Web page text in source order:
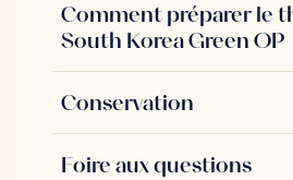
Comment préparer le
South Korea Green OP
Conservation
Foire aux questions